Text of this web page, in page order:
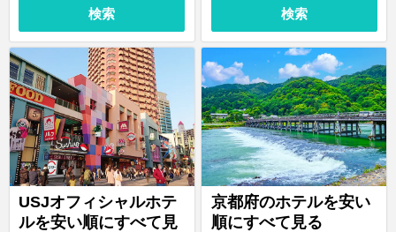
検索 検索
USJオフィシャルホテ
ルを安い順にすべて見
京都府のホテルを安い
順にすべて見る